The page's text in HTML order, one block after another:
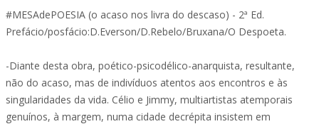
#MESAdePOESIA (o acaso nos livra do descaso) - 2ª Ed.
Prefácio/posfácio:D.Everson/D.Rebelo/Bruxana/O Despoeta.
-Diante desta obra, poético-psicodélico-anarquista, resultante,
não do acaso, mas de indivíduos atentos aos encontros e às
singularidades da vida. Célio e Jimmy, multiartistas atemporais
genuínos, à margem, numa cidade decrépita insistem em